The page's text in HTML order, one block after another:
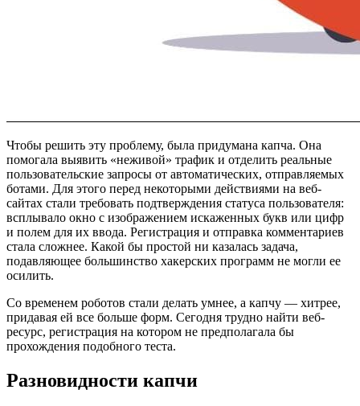
Чтобы решить эту проблему, была придумана капча. Она
помогала выявить «неживой» трафик и отделить реальные
пользовательские запросы от автоматических, отправляемых
ботами. Для этого перед некоторыми действиями на веб-
сайтах стали требовать подтверждения статуса пользователя:
всплывало окно с изображением искаженных букв или цифр
и полем для их ввода. Регистрация и отправка комментариев
стала сложнее. Какой бы простой ни казалась задача,
подавляющее большинство хакерских программ не могли ее
осилить.
Со временем роботов стали делать умнее, а капчу — хитрее,
придавая ей все больше форм. Сегодня трудно найти веб-
ресурс, регистрация на котором не предполагала бы
прохождения подобного теста.
Разновидности капчи